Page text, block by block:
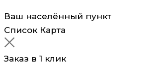
Ваш населённый пункт
Список Карта
Заказ в 1 клик